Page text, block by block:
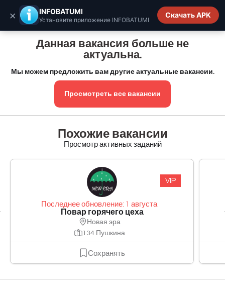
INFOBATUMI.GE
Данная вакансия больше не
актуальна.
Мы можем предложить вам другие актуальные вакансии.
Просмотреть все вакансии
Похожие вакансии
Просмотр активных заданий
Последнее обновление: 1 августа
Повар горячего цеха
Новая эра
134 Пушкина
Сохранять
VIP
× INFOBATUMI
Установите приложение INFOBATUMI
Скачать APK